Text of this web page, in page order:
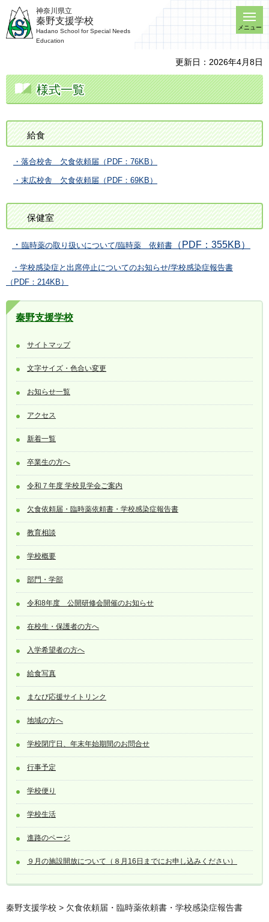
神奈川県立
秦野支援学校
Hadano School for Special Needs
Education
メニュー
更新日：2026年4月8日
様式一覧
給食
・落合校舎 欠食依頼届（PDF：76KB）
・末広校舎 欠食依頼届（PDF：69KB）
保健室
・ 臨時薬の取り扱いについて/臨時薬 依頼書 （PDF：355KB）
・学校感染症と出席停止についてのお知らせ/学校感染症報告書
（PDF：214KB）
秦野支援学校
サイトマップ
文字サイズ・色合い変更
お知らせ一覧
アクセス
新着一覧
卒業生の方へ
令和７年度 学校見学会ご案内
欠食依頼届・臨時薬依頼書・学校感染症報告書
教育相談
学校概要
部門・学部
令和8年度 公開研修会開催のお知らせ
在校生・保護者の方へ
入学希望者の方へ
給食写真
まなび応援サイトリンク
地域の方へ
学校閉庁日、年末年始期間のお問合せ
行事予定
学校便り
学校生活
進路のページ
９月の施設開放について（８月16日までにお申し込みください）
秦野支援学校 > 欠食依頼届・臨時薬依頼書・学校感染症報告書